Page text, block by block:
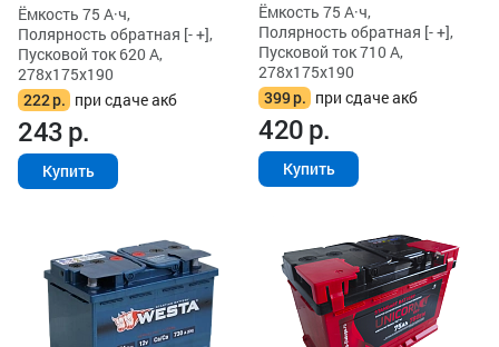
Ёмкость 75 А·ч,
Полярность обратная [- +],
Пусковой ток 620 А,
278x175x190
222р. при сдаче акб
243р.
Купить
Ёмкость 75 А·ч,
Полярность обратная [- +],
Пусковой ток 710 А,
278x175x190
399р. при сдаче акб
420р.
Купить